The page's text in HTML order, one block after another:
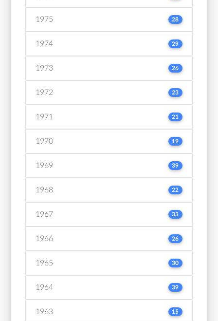
1975 28
1974 29
1973 26
1972 23
1971 21
1970 19
1969 39
1968 22
1967 33
1966 26
1965 30
1964 39
1963 15